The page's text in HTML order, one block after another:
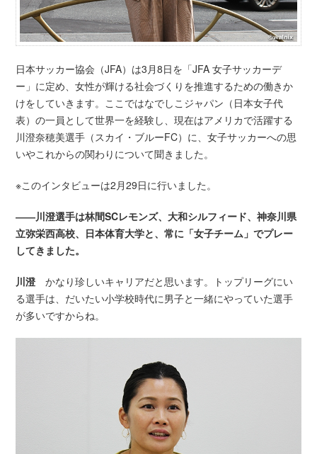
日本サッカー協会（JFA）は3月8日を「JFA 女子サッカーデ
ー」に定め、女性が輝ける社会づくりを推進するための働きか
けをしていきます。ここではなでしこジャパン（日本女子代
表）の一員として世界一を経験し、現在はアメリカで活躍する
川澄奈穂美選手（スカイ・ブルーFC）に、女子サッカーへの思
いやこれからの関わりについて聞きました。
※このインタビューは2月29日に行いました。
――川澄選手は林間SCレモンズ、大和シルフィード、神奈川県
立弥栄西高校、日本体育大学と、常に「女子チーム」でプレー
してきました。
川澄 かなり珍しいキャリアだと思います。トップリーグにい
る選手は、だいたい小学校時代に男子と一緒にやっていた選手
が多いですからね。